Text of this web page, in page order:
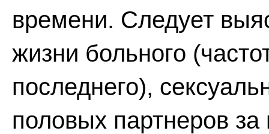
времени. Следует
жизни больного
последнего),
половых партнеров